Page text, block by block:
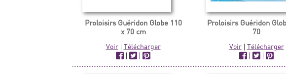
Proloisirs Guéridon Globe 110
x 70 cm
Voir| Télécharger
|
|
Proloisirs Guéridon
70
Voir| Télécharger
|
|